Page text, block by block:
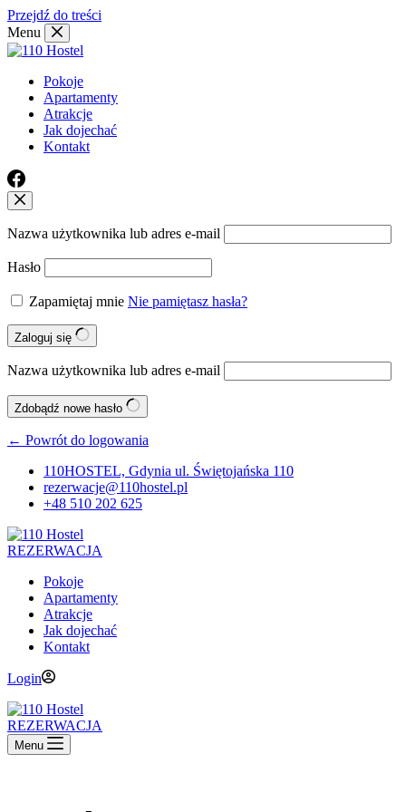
Przejdź do treści
Menu
Pokoje
Apartamenty
Atrakcje
Jak dojechać
Kontakt
Nazwa użytkownika lub adres e-mail
Hasło
Zapamiętaj mnie Nie pamiętasz hasła?
Zaloguj się
Nazwa użytkownika lub adres e-mail
Zdobądź nowe hasło
← Powrót do logowania
110HOSTEL, Gdynia ul. Świętojańska 110
rezerwacje@110hostel.pl
+48 510 202 625
REZERWACJA
Pokoje
Apartamenty
Atrakcje
Jak dojechać
Kontakt
Login
REZERWACJA
Menu